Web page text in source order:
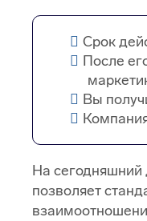
Срок
После
Вы
На
позволяет